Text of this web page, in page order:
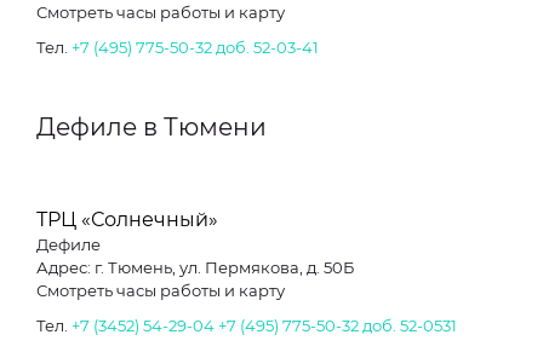
Смотреть часы работы и карту
Тел. +7 (495) 775-50-32 доб. 52-03-41
Дефиле в Тюмени
ТРЦ «Солнечный»
Дефиле
Адрес: г. Тюмень, ул. Пермякова, д. 50Б
Смотреть часы работы и карту
Тел. +7 (3452) 54-29-04 +7 (495) 775-50-32 доб. 52-0531